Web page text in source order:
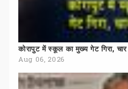
कोरापुट में स्कूल का मुख्य गेट गिरा, चार
Aug 06, 2026